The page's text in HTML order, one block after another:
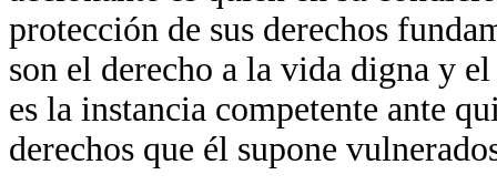
protección de sus derechos
son el derecho a la vida digna y
es la instancia competente ante
derechos que él supone